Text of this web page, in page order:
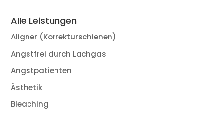
Alle Leistungen
Aligner (Korrekturschienen)
Angstfrei durch Lachgas
Angstpatienten
Ästhetik
Bleaching